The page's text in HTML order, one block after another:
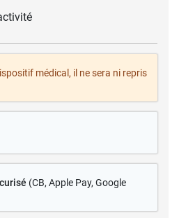
médical, il ne sera ni repris
(CB, Apple Pay, Google